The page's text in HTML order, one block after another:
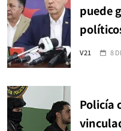
puede
V21 8
Policía